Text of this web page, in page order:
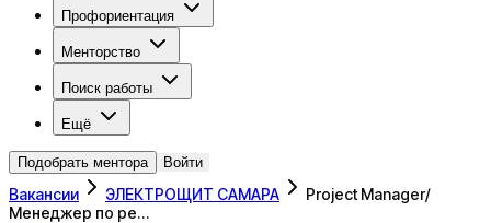
Профориентация
Менторство
Поиск работы
Ещё
Подобрать ментора Войти
Вакансии ЭЛЕКТРОЩИТ САМАРА
Project Manager/
Менеджер по ре…